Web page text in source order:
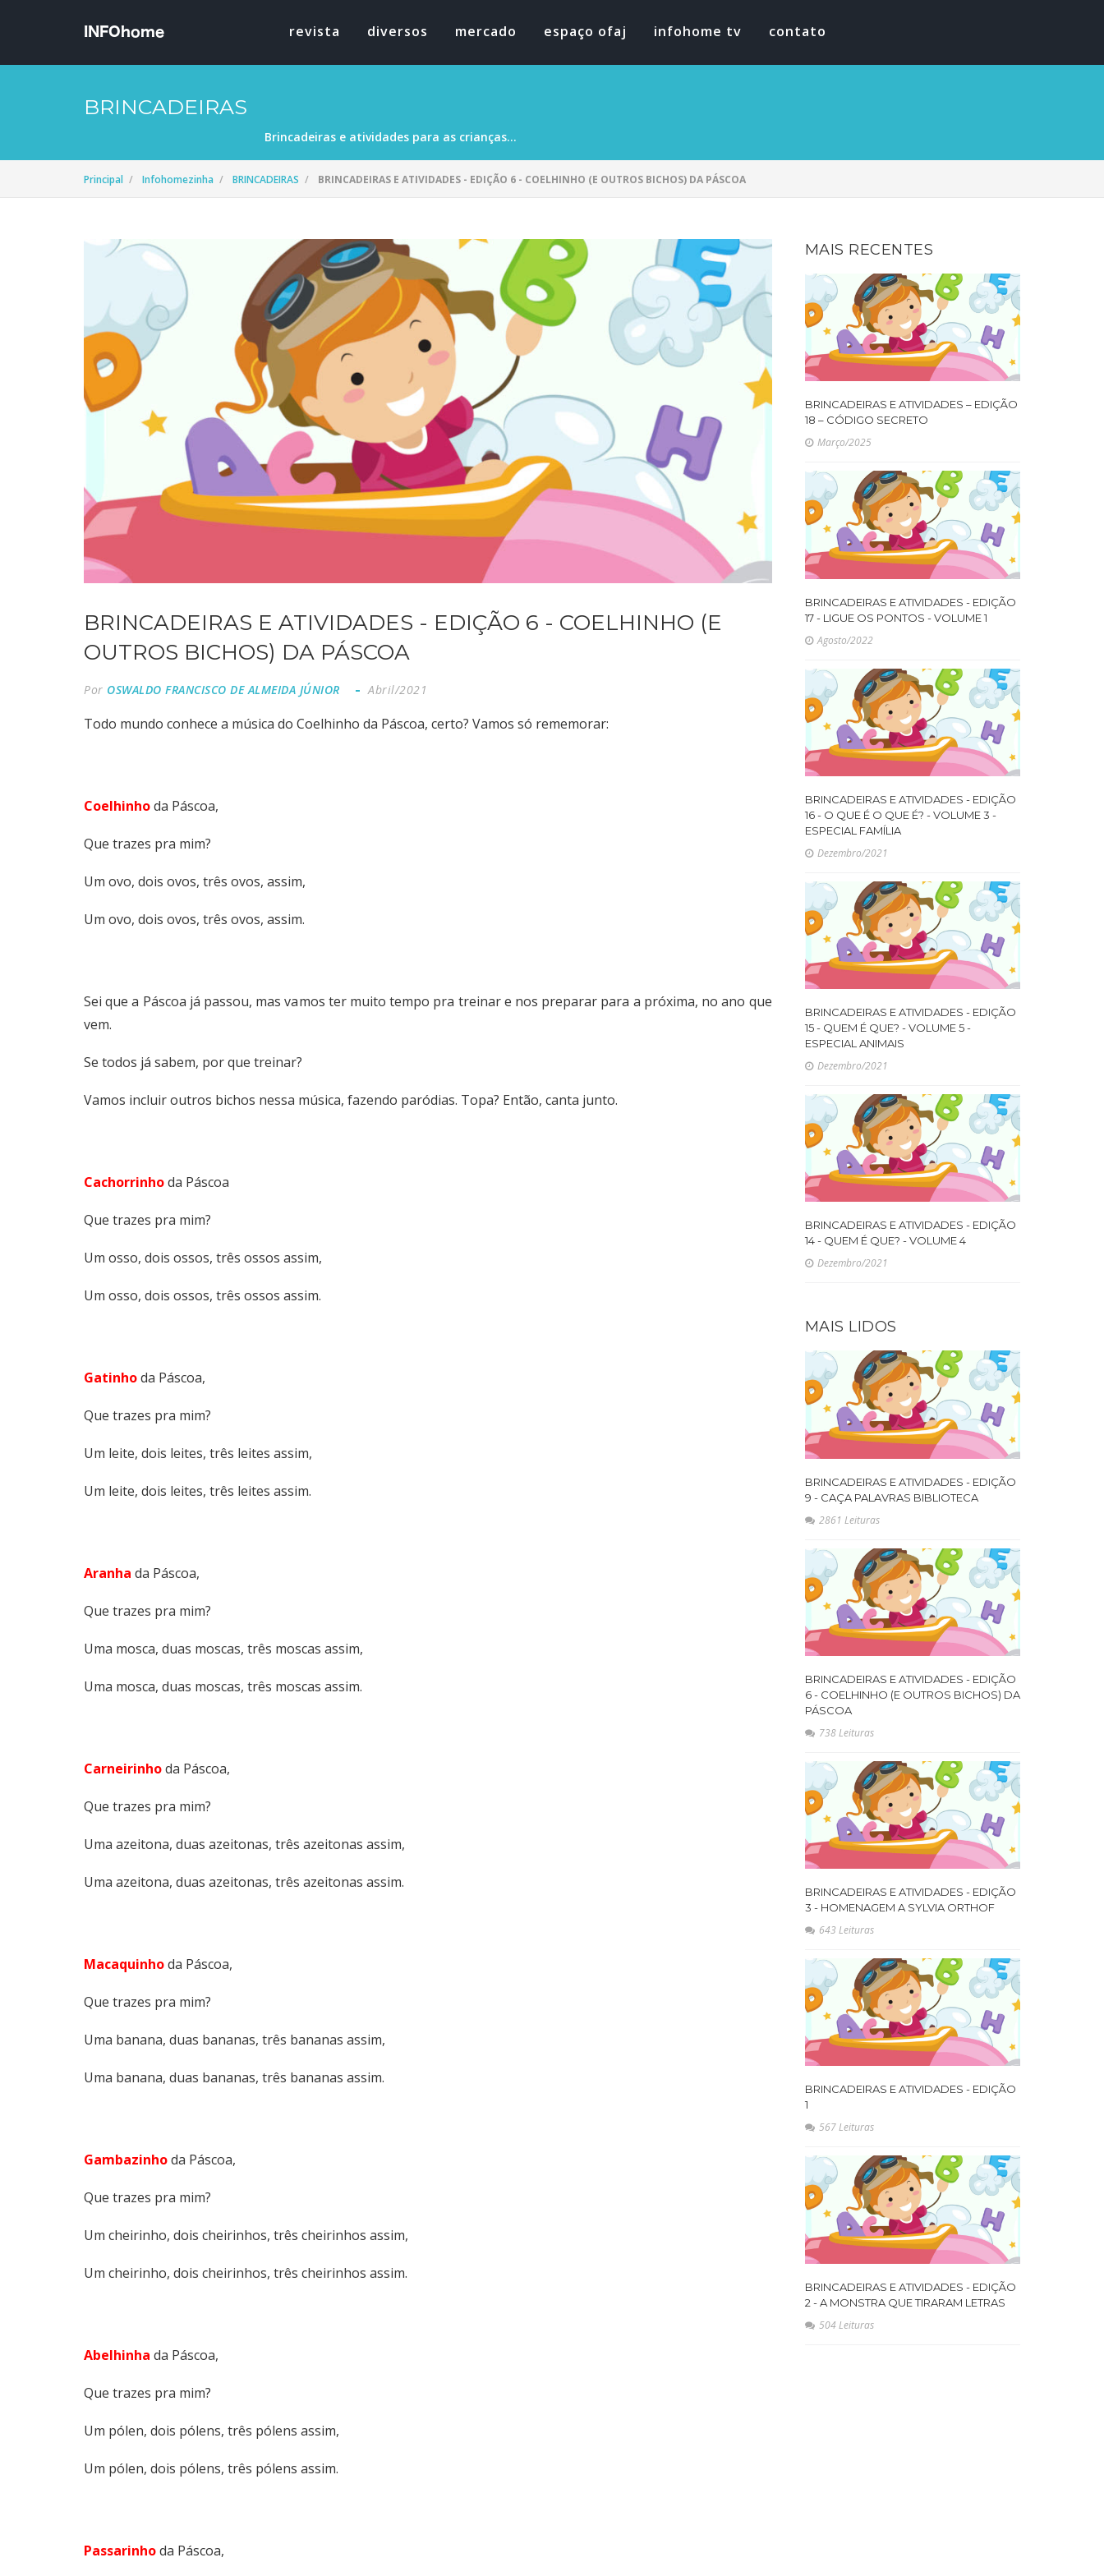
revista diversos mercado espaço ofaj infohome tv contato
BRINCADEIRAS
Brincadeiras e atividades para as crianças...
Principal Infohomezinha BRINCADEIRAS BRINCADEIRAS E ATIVIDADES - EDIÇÃO 6 - COELHINHO (E OUTROS BICHOS) DA PÁSCOA
BRINCADEIRAS E ATIVIDADES - EDIÇÃO 6 - COELHINHO (E
OUTROS BICHOS) DA PÁSCOA
Por OSWALDO FRANCISCO DE ALMEIDA JÚNIOR Abril/2021
Todo mundo conhece a música do Coelhinho da Páscoa, certo? Vamos só rememorar:
Coelhinhoda Páscoa,
Que trazes pra mim?
Um ovo, dois ovos, três ovos, assim,
Um ovo, dois ovos, três ovos, assim.
Sei que a Páscoa já passou, mas vamos ter muito tempo pra treinar e nos preparar para a próxima, no ano que
vem.
Se todos já sabem, por que treinar?
Vamos incluir outros bichos nessa música, fazendo paródias. Topa? Então, canta junto.
Cachorrinhoda Páscoa
Que trazes pra mim?
Um osso, dois ossos, três ossos assim,
Um osso, dois ossos, três ossos assim.
Gatinhoda Páscoa,
Que trazes pra mim?
Um leite, dois leites, três leites assim,
Um leite, dois leites, três leites assim.
Aranha da Páscoa,
Que trazes pra mim?
Uma mosca, duas moscas, três moscas assim,
Uma mosca, duas moscas, três moscas assim.
Carneirinhoda Páscoa,
Que trazes pra mim?
Uma azeitona, duas azeitonas, três azeitonas assim,
Uma azeitona, duas azeitonas, três azeitonas assim.
Macaquinhoda Páscoa,
Que trazes pra mim?
Uma banana, duas bananas, três bananas assim,
Uma banana, duas bananas, três bananas assim.
Gambazinhoda Páscoa,
Que trazes pra mim?
Um cheirinho, dois cheirinhos, três cheirinhos assim,
Um cheirinho, dois cheirinhos, três cheirinhos assim.
Abelhinha da Páscoa,
Que trazes pra mim?
Um pólen, dois pólens, três pólens assim,
Um pólen, dois pólens, três pólens assim.
Passarinhoda Páscoa,
MAIS RECENTES
BRINCADEIRAS E ATIVIDADES – EDIÇÃO
18 – CÓDIGO SECRETO
Março/2025
BRINCADEIRAS E ATIVIDADES - EDIÇÃO
17 - LIGUE OS PONTOS - VOLUME 1
Agosto/2022
BRINCADEIRAS E ATIVIDADES - EDIÇÃO
16 - O QUE É O QUE É? - VOLUME 3 -
ESPECIAL FAMÍLIA
Dezembro/2021
BRINCADEIRAS E ATIVIDADES - EDIÇÃO
15 - QUEM É QUE? - VOLUME 5 -
ESPECIAL ANIMAIS
Dezembro/2021
BRINCADEIRAS E ATIVIDADES - EDIÇÃO
14 - QUEM É QUE? - VOLUME 4
Dezembro/2021
MAIS LIDOS
BRINCADEIRAS E ATIVIDADES - EDIÇÃO
9 - CAÇA PALAVRAS BIBLIOTECA
2861 Leituras
BRINCADEIRAS E ATIVIDADES - EDIÇÃO
6 - COELHINHO (E OUTROS BICHOS) DA
PÁSCOA
738 Leituras
BRINCADEIRAS E ATIVIDADES - EDIÇÃO
3 - HOMENAGEM A SYLVIA ORTHOF
643 Leituras
BRINCADEIRAS E ATIVIDADES - EDIÇÃO
1
567 Leituras
BRINCADEIRAS E ATIVIDADES - EDIÇÃO
2 - A MONSTRA QUE TIRARAM LETRAS
504 Leituras